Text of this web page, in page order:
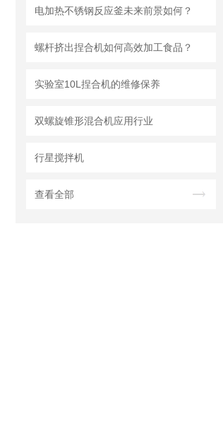
电加热不锈钢反应釜未来前景如何？
螺杆挤出捏合机如何高效加工食品？
实验室10L捏合机的维修保养
双螺旋锥形混合机应用行业
行星搅拌机
查看全部